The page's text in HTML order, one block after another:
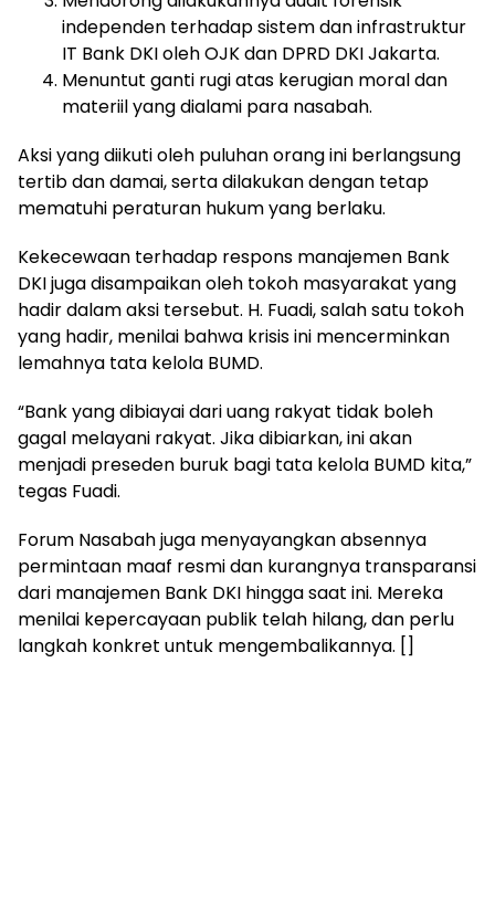
independen terhadap sistem dan infrastruktur
IT Bank DKI oleh OJK dan DPRD DKI Jakarta.
Menuntut ganti rugi atas kerugian moral dan
materiil yang dialami para nasabah.
Aksi yang diikuti oleh puluhan orang ini berlangsung
tertib dan damai, serta dilakukan dengan tetap
mematuhi peraturan hukum yang berlaku.
Kekecewaan terhadap respons manajemen Bank
DKI juga disampaikan oleh tokoh masyarakat yang
hadir dalam aksi tersebut. H. Fuadi, salah satu tokoh
yang hadir, menilai bahwa krisis ini mencerminkan
lemahnya tata kelola BUMD.
“Bank yang dibiayai dari uang rakyat tidak boleh
gagal melayani rakyat. Jika dibiarkan, ini akan
menjadi preseden buruk bagi tata kelola BUMD kita,”
tegas Fuadi.
Forum Nasabah juga menyayangkan absennya
permintaan maaf resmi dan kurangnya transparansi
dari manajemen Bank DKI hingga saat ini. Mereka
menilai kepercayaan publik telah hilang, dan perlu
langkah konkret untuk mengembalikannya. []